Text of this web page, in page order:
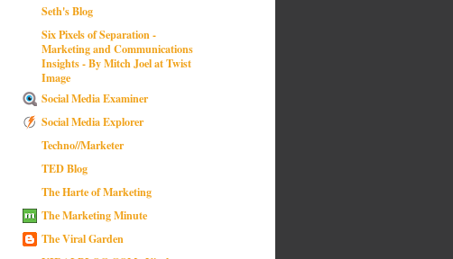
Seth's Blog
Six Pixels of Separation -
Marketing and Communications
Insights - By Mitch Joel at Twist
Image
Social Media Examiner
Social Media Explorer
Techno//Marketer
TED Blog
The Harte of Marketing
The Marketing Minute
The Viral Garden